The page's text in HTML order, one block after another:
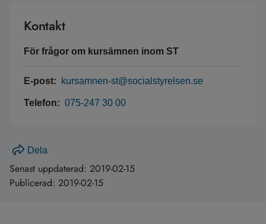
Kontakt
För frågor om kursämnen inom ST
E-post: kursamnen-st@socialstyrelsen.se
Telefon: 075-247 30 00
Dela
Senast uppdaterad: 2019-02-15
Publicerad: 2019-02-15